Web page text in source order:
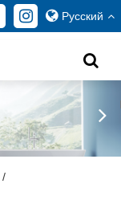
Русский
/